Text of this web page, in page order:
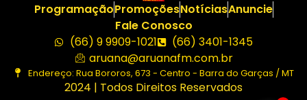
ProgramaçãoPromoçõesNotíciasAnuncie
Fale Conosco
(66) 9 9909-1021
(66) 3401-1345
aruana@aruanafm.com.br
Endereço: Rua Bororos, 673 - Centro - Barra do Garças / MT
2024 | Todos Direitos Reservados